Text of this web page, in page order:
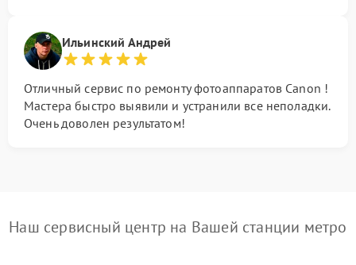
Ильинский Андрей
Отличный сервис по ремонту фотоаппаратов Canon !
Мастера быстро выявили и устранили все неполадки.
Очень доволен результатом!
Наш сервисный центр на Вашей станции метро